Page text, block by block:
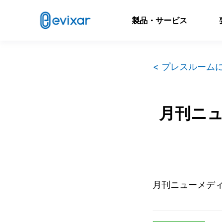
製品・サービス
< プレスルーム
月刊ニ
月刊ニューメデ